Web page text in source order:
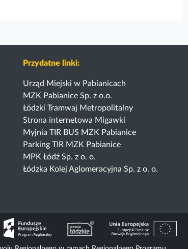
Przydatne linki:
Urząd Miejski w Pabianicach
MZK Pabianice Sp. z o.o.
Łódzki Tramwaj Metropolitalny
Strona internetowa Migawki
Myjnia TIR BUS MZK Pabianice
Parking TIR MZK Pabianice
MPK Łódź Sp. z o. o.
Łódzka Kolej Aglomeracyjna Sp. z o. o.